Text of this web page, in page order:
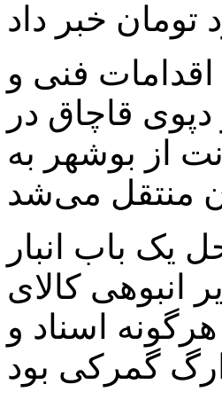
فنی و
قاچاق در
از بوشهر به
باب انبار
انبوهی کالای
اسناد و